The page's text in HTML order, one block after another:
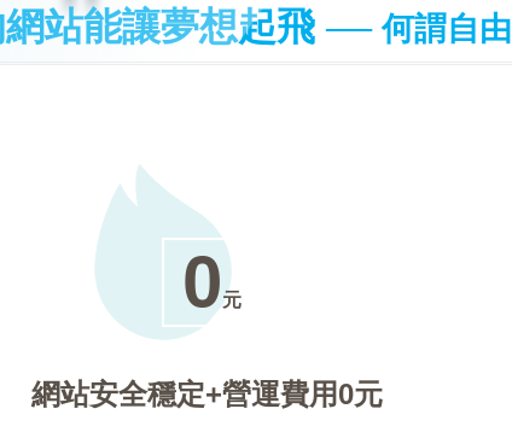
網站能讓夢想起飛── 何謂自
0元
網站安全穩定+營運費用0元